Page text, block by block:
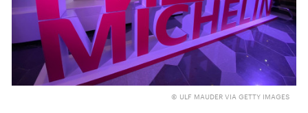
© ULF MAUDER VIA GETTY IMAGES